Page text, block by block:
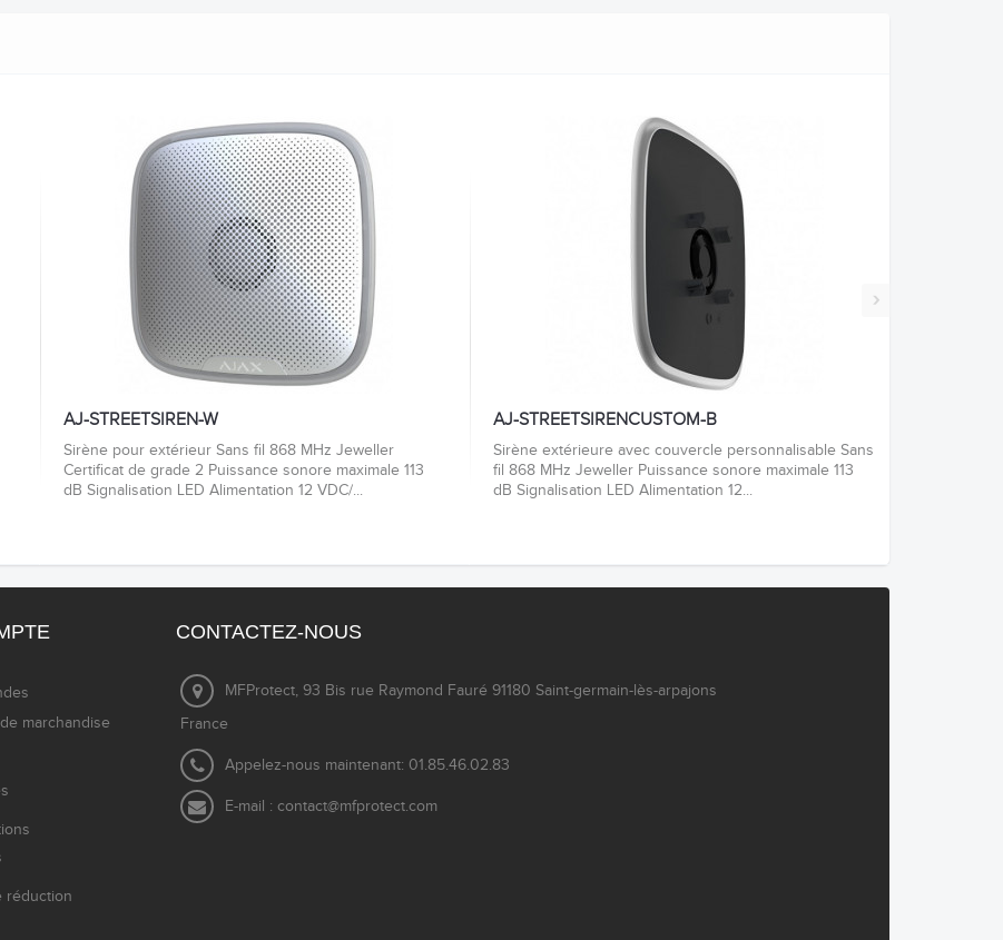
›
AJ-STREETSIREN-W
Sirène pour extérieur Sans fil 868 MHz Jeweller
Certificat de grade 2 Puissance sonore maximale 113
dB Signalisation LED Alimentation 12 VDC/...
AJ-STREETSIRENCUSTOM-B
Sirène extérieure avec couvercle personnalisable Sans
fil 868 MHz Jeweller Puissance sonore maximale 113
dB Signalisation LED Alimentation 12...
marchandise
réduction
CONTACTEZ-NOUS
MFProtect, 93 Bis rue Raymond Fauré 91180 Saint-germain-lès-arpajons
France
Appelez-nous maintenant: 01.85.46.02.83
E-mail : contact@mfprotect.com